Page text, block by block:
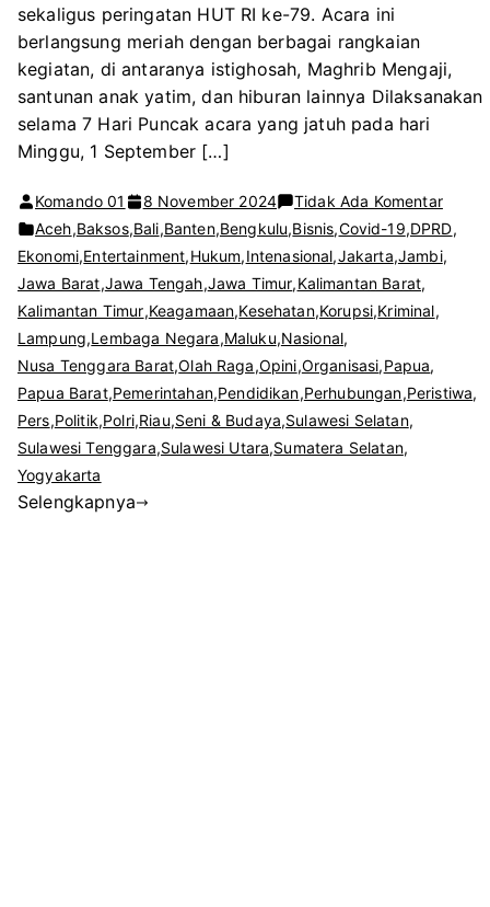
sekaligus peringatan HUT RI ke-79. Acara ini
berlangsung meriah dengan berbagai rangkaian
kegiatan, di antaranya istighosah, Maghrib Mengaji,
santunan anak yatim, dan hiburan lainnya Dilaksanakan
selama 7 Hari Puncak acara yang jatuh pada hari
Minggu, 1 September […]
Komando 01 8 November 2024 Tidak Ada Komentarpada
Aceh,Baksos,Bali,Banten,Bengkulu,Bisnis,Covid-19,DPRD,
Ekonomi,Entertainment,Hukum,Intenasional,Jakarta,Jambi,
Jawa Barat,Jawa Tengah,Jawa Timur,Kalimantan Barat,
Kalimantan Timur,Keagamaan,Kesehatan,Korupsi,Kriminal,
Lampung,Lembaga Negara,Maluku,Nasional,
Nusa Tenggara Barat,Olah Raga,Opini,Organisasi,Papua,
Papua Barat,Pemerintahan,Pendidikan,Perhubungan,Peristiwa,
Pers,Politik,Polri,Riau,Seni & Budaya,Sulawesi Selatan,
Sulawesi Tenggara,Sulawesi Utara,Sumatera Selatan,
Yogyakarta
Selengkapnya